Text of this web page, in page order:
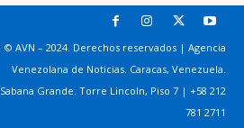
© AVN – 2024. Derechos reservados | Agencia
Venezolana de Noticias. Caracas, Venezuela.
Sabana Grande. Torre Lincoln, Piso 7 | +58 212
781 2711